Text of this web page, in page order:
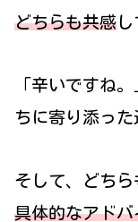
どちらも共感
「辛いですね
ちに寄り添った
そして、どちら
具体的なアドバ